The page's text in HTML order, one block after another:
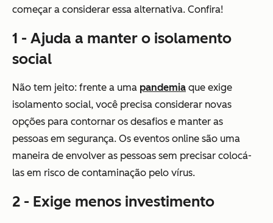
começar a considerar essa alternativa. Confira!
1 - Ajuda a manter o isolamento
social
Não tem jeito: frente a uma pandemia que exige
isolamento social, você precisa considerar novas
opções para contornar os desafios e manter as
pessoas em segurança. Os eventos online são uma
maneira de envolver as pessoas sem precisar colocá-
las em risco de contaminação pelo vírus.
2 - Exige menos investimento